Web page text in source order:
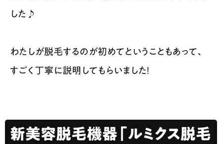
した♪
わたしが脱毛するのが初めてということもあって、
すごく丁寧に説明してもらいました！
新美容脱毛機器「ルミクス脱毛